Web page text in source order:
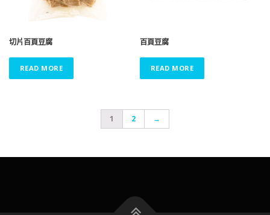
切片百頁豆腐
READ MORE
百頁豆腐
READ MORE
1 2 →